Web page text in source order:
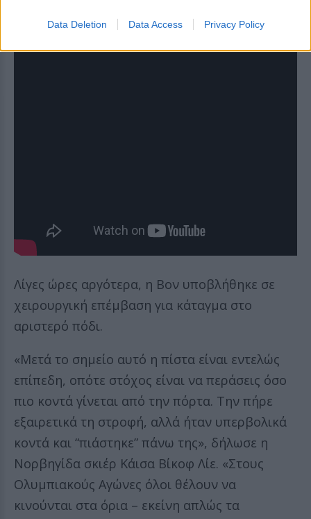
Data Deletion Data Access Privacy Policy
Λίγες ώρες αργότερα, η Βον υποβλήθηκε σε
χειρουργική επέμβαση για κάταγμα στο
αριστερό πόδι.
«Μετά το σημείο αυτό η πίστα είναι εντελώς
επίπεδη, οπότε στόχος είναι να περάσεις όσο
πιο κοντά γίνεται από την πόρτα. Την πήρε
εξαιρετικά τη στροφή, αλλά ήταν υπερβολικά
κοντά και “πιάστηκε” πάνω της», δήλωσε η
Νορβηγίδα σκιέρ Κάισα Βίκοφ Λίε. «Στους
Ολυμπιακούς Αγώνες όλοι θέλουν να
κινούνται στα όρια – εκείνη απλώς τα